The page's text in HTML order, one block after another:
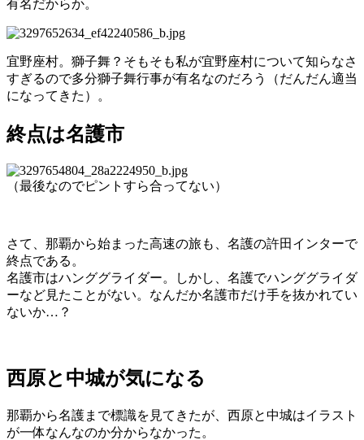
有名だからか。
宜野座村。獅子舞？そもそも私が宜野座村について知らなさ
すぎるので多分獅子舞行事が有名なのだろう（だんだん適当
になってきた）。
終点は名護市
（最後なのでピントすら合ってない）
さて、那覇から始まった高速の旅も、名護の許田インターで
終点である。
名護市はハンググライダー。しかし、名護でハンググライダ
ーなど見たことがない。なんだか名護市だけ手を抜かれてい
ないか…？
西原と中城が気になる
那覇から名護まで標識を見てきたが、西原と中城はイラスト
が一体なんなのか分からなかった。